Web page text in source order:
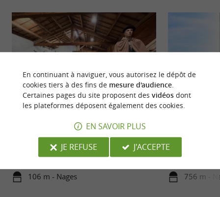
Musée de la vie paysanne en Haut Languedoc
Le Musée de la Vie Paysanne en Haut-Languedoc,
un patrimoine à découvrir à Nages Petits et
grands vont adorer ...
106 m - Nages
Le Lac de
Vèbre, au cœur
Tarn. Un sentier
756 m -
En continuant à naviguer, vous autorisez le dépôt de
cookies tiers à des fins de mesure d'audience.
Certaines pages du site proposent des vidéosdont
les plateformes déposent également des cookies.
EN SAVOIR PLUS
JE REFUSE
J'ACCEPTE